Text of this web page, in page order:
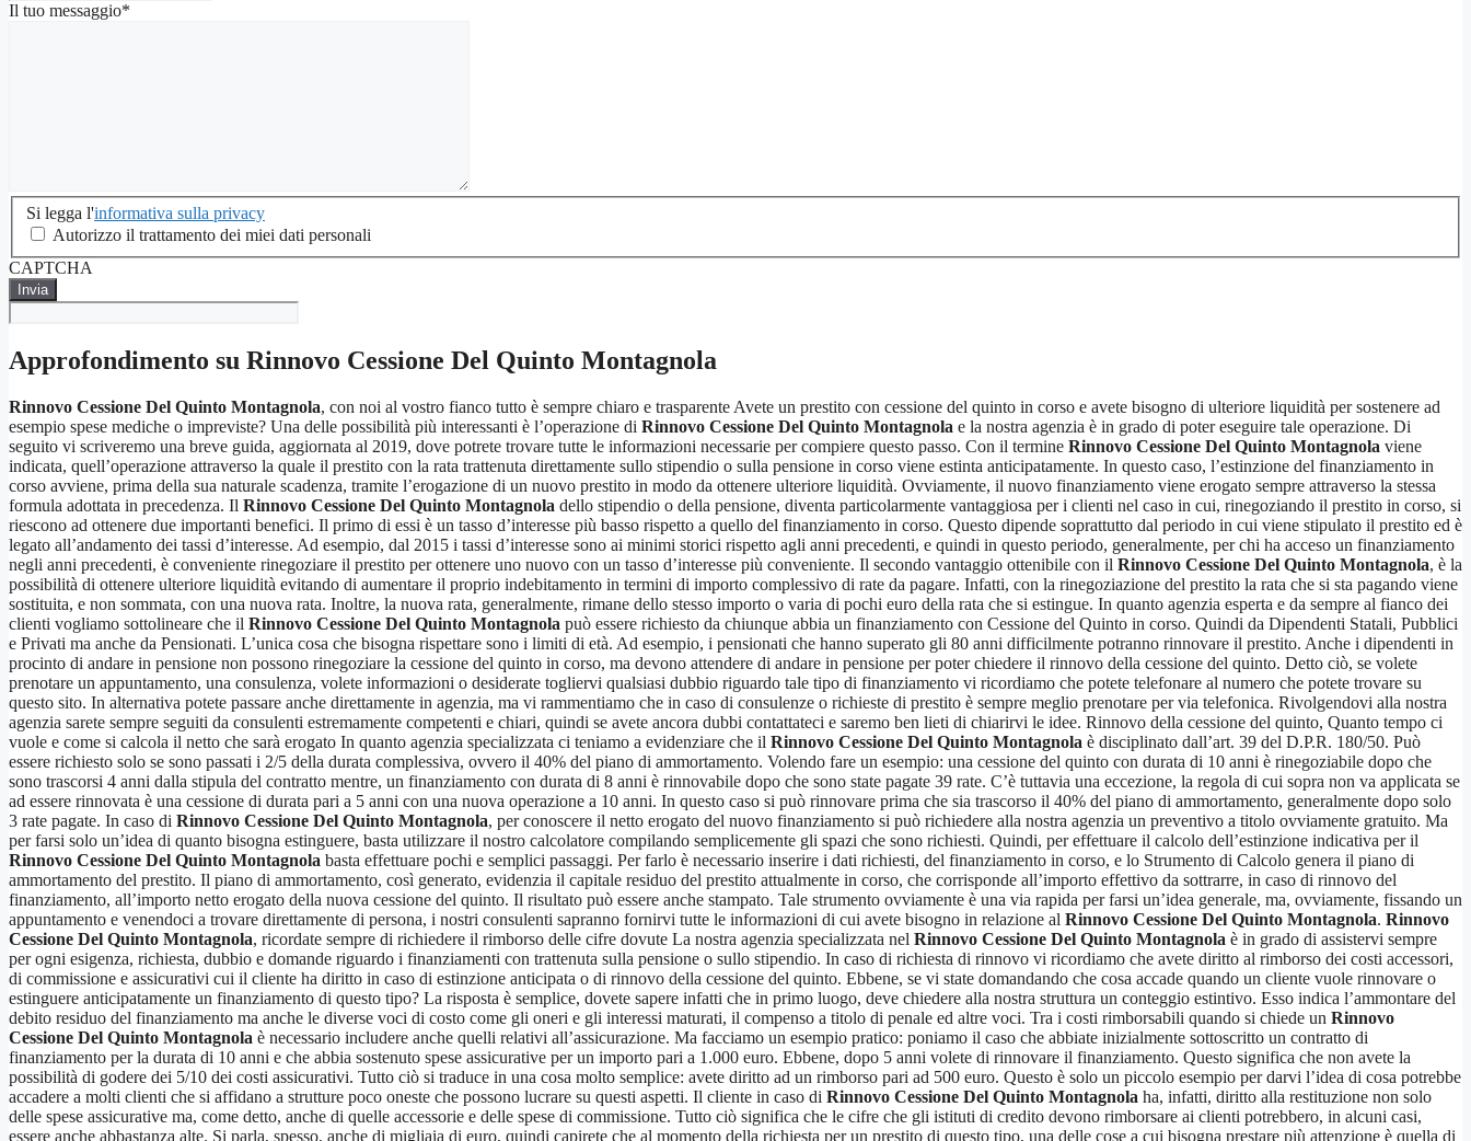
Il tuo messaggio*
Si
legga
sulla
privacy
Si legga l'informativa sulla privacy
Autorizzo il trattamento dei miei dati personali
CAPTCHA
Approfondimento su Rinnovo Cessione Del Quinto Montagnola
Rinnovo Cessione Del Quinto Montagnola, con noi al vostro fianco tutto è sempre chiaro e trasparente Avete un prestito con cessione del quinto in corso e avete bisogno di ulteriore liquidità per sostenere ad
esempio spese mediche o impreviste? Una delle possibilità più interessanti è l’operazione di Rinnovo Cessione Del Quinto Montagnola e la nostra agenzia è in grado di poter eseguire tale operazione. Di
seguito vi scriveremo una breve guida, aggiornata al 2019, dove potrete trovare tutte le informazioni necessarie per compiere questo passo. Con il termine Rinnovo Cessione Del Quinto Montagnola viene
indicata, quell’operazione attraverso la quale il prestito con la rata trattenuta direttamente sullo stipendio o sulla pensione in corso viene estinta anticipatamente. In questo caso, l’estinzione del finanziamento in
corso avviene, prima della sua naturale scadenza, tramite l’erogazione di un nuovo prestito in modo da ottenere ulteriore liquidità. Ovviamente, il nuovo finanziamento viene erogato sempre attraverso la stessa
formula adottata in precedenza. Il Rinnovo Cessione Del Quinto Montagnola dello stipendio o della pensione, diventa particolarmente vantaggiosa per i clienti nel caso in cui, rinegoziando il prestito in corso, si
riescono ad ottenere due importanti benefici. Il primo di essi è un tasso d’interesse più basso rispetto a quello del finanziamento in corso. Questo dipende soprattutto dal periodo in cui viene stipulato il prestito ed è
legato all’andamento dei tassi d’interesse. Ad esempio, dal 2015 i tassi d’interesse sono ai minimi storici rispetto agli anni precedenti, e quindi in questo periodo, generalmente, per chi ha acceso un finanziamento
negli anni precedenti, è conveniente rinegoziare il prestito per ottenere uno nuovo con un tasso d’interesse più conveniente. Il secondo vantaggio ottenibile con il Rinnovo Cessione Del Quinto Montagnola, è la
possibilità di ottenere ulteriore liquidità evitando di aumentare il proprio indebitamento in termini di importo complessivo di rate da pagare. Infatti, con la rinegoziazione del prestito la rata che si sta pagando viene
sostituita, e non sommata, con una nuova rata. Inoltre, la nuova rata, generalmente, rimane dello stesso importo o varia di pochi euro della rata che si estingue. In quanto agenzia esperta e da sempre al fianco dei
clienti vogliamo sottolineare che il Rinnovo Cessione Del Quinto Montagnola può essere richiesto da chiunque abbia un finanziamento con Cessione del Quinto in corso. Quindi da Dipendenti Statali, Pubblici
e Privati ma anche da Pensionati. L’unica cosa che bisogna rispettare sono i limiti di età. Ad esempio, i pensionati che hanno superato gli 80 anni difficilmente potranno rinnovare il prestito. Anche i dipendenti in
procinto di andare in pensione non possono rinegoziare la cessione del quinto in corso, ma devono attendere di andare in pensione per poter chiedere il rinnovo della cessione del quinto. Detto ciò, se volete
prenotare un appuntamento, una consulenza, volete informazioni o desiderate togliervi qualsiasi dubbio riguardo tale tipo di finanziamento vi ricordiamo che potete telefonare al numero che potete trovare su
questo sito. In alternativa potete passare anche direttamente in agenzia, ma vi rammentiamo che in caso di consulenze o richieste di prestito è sempre meglio prenotare per via telefonica. Rivolgendovi alla nostra
agenzia sarete sempre seguiti da consulenti estremamente competenti e chiari, quindi se avete ancora dubbi contattateci e saremo ben lieti di chiarirvi le idee. Rinnovo della cessione del quinto, Quanto tempo ci
vuole e come si calcola il netto che sarà erogato In quanto agenzia specializzata ci teniamo a evidenziare che il Rinnovo Cessione Del Quinto Montagnola è disciplinato dall’art. 39 del D.P.R. 180/50. Può
essere richiesto solo se sono passati i 2/5 della durata complessiva, ovvero il 40% del piano di ammortamento. Volendo fare un esempio: una cessione del quinto con durata di 10 anni è rinegoziabile dopo che
sono trascorsi 4 anni dalla stipula del contratto mentre, un finanziamento con durata di 8 anni è rinnovabile dopo che sono state pagate 39 rate. C’è tuttavia una eccezione, la regola di cui sopra non va applicata se
ad essere rinnovata è una cessione di durata pari a 5 anni con una nuova operazione a 10 anni. In questo caso si può rinnovare prima che sia trascorso il 40% del piano di ammortamento, generalmente dopo solo
3 rate pagate. In caso di Rinnovo Cessione Del Quinto Montagnola, per conoscere il netto erogato del nuovo finanziamento si può richiedere alla nostra agenzia un preventivo a titolo ovviamente gratuito. Ma
per farsi solo un’idea di quanto bisogna estinguere, basta utilizzare il nostro calcolatore compilando semplicemente gli spazi che sono richiesti. Quindi, per effettuare il calcolo dell’estinzione indicativa per il
Rinnovo Cessione Del Quinto Montagnola basta effettuare pochi e semplici passaggi. Per farlo è necessario inserire i dati richiesti, del finanziamento in corso, e lo Strumento di Calcolo genera il piano di
ammortamento del prestito. Il piano di ammortamento, così generato, evidenzia il capitale residuo del prestito attualmente in corso, che corrisponde all’importo effettivo da sottrarre, in caso di rinnovo del
finanziamento, all’importo netto erogato della nuova cessione del quinto. Il risultato può essere anche stampato. Tale strumento ovviamente è una via rapida per farsi un’idea generale, ma, ovviamente, fissando un
appuntamento e venendoci a trovare direttamente di persona, i nostri consulenti sapranno fornirvi tutte le informazioni di cui avete bisogno in relazione al Rinnovo Cessione Del Quinto Montagnola. Rinnovo
Cessione Del Quinto Montagnola, ricordate sempre di richiedere il rimborso delle cifre dovute La nostra agenzia specializzata nel Rinnovo Cessione Del Quinto Montagnola è in grado di assistervi sempre
per ogni esigenza, richiesta, dubbio e domande riguardo i finanziamenti con trattenuta sulla pensione o sullo stipendio. In caso di richiesta di rinnovo vi ricordiamo che avete diritto al rimborso dei costi accessori,
di commissione e assicurativi cui il cliente ha diritto in caso di estinzione anticipata o di rinnovo della cessione del quinto. Ebbene, se vi state domandando che cosa accade quando un cliente vuole rinnovare o
estinguere anticipatamente un finanziamento di questo tipo? La risposta è semplice, dovete sapere infatti che in primo luogo, deve chiedere alla nostra struttura un conteggio estintivo. Esso indica l’ammontare del
debito residuo del finanziamento ma anche le diverse voci di costo come gli oneri e gli interessi maturati, il compenso a titolo di penale ed altre voci. Tra i costi rimborsabili quando si chiede un Rinnovo
Cessione Del Quinto Montagnola è necessario includere anche quelli relativi all’assicurazione. Ma facciamo un esempio pratico: poniamo il caso che abbiate inizialmente sottoscritto un contratto di
finanziamento per la durata di 10 anni e che abbia sostenuto spese assicurative per un importo pari a 1.000 euro. Ebbene, dopo 5 anni volete di rinnovare il finanziamento. Questo significa che non avete la
possibilità di godere dei 5/10 dei costi assicurativi. Tutto ciò si traduce in una cosa molto semplice: avete diritto ad un rimborso pari ad 500 euro. Questo è solo un piccolo esempio per darvi l’idea di cosa potrebbe
accadere a molti clienti che si affidano a strutture poco oneste che possono lucrare su questi aspetti. Il cliente in caso di Rinnovo Cessione Del Quinto Montagnola ha, infatti, diritto alla restituzione non solo
delle spese assicurative ma, come detto, anche di quelle accessorie e delle spese di commissione. Tutto ciò significa che le cifre che gli istituti di credito devono rimborsare ai clienti potrebbero, in alcuni casi,
essere anche abbastanza alte. Si parla, spesso, anche di migliaia di euro, quindi capirete che al momento della richiesta per un prestito di questo tipo, una delle cose a cui bisogna prestare più attenzione è quella di